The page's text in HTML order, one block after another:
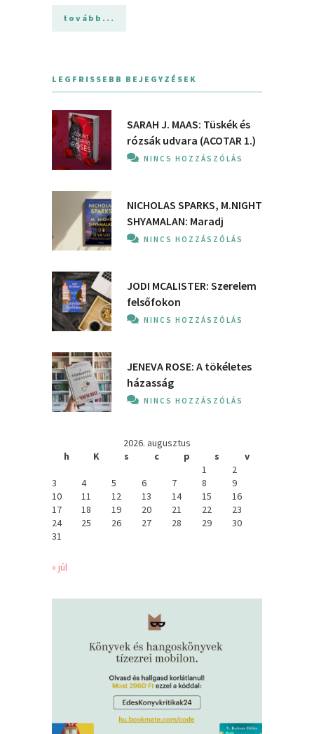
tovább...
LEGFRISSEBB BEJEGYZÉSEK
SARAH J. MAAS: Tüskék és
rózsák udvara (ACOTAR 1.)
NINCS HOZZÁSZÓLÁS
NICHOLAS SPARKS, M.NIGHT
SHYAMALAN: Maradj
NINCS HOZZÁSZÓLÁS
JODI MCALISTER: Szerelem
felsőfokon
NINCS HOZZÁSZÓLÁS
JENEVA ROSE: A ​tökéletes
házasság
NINCS HOZZÁSZÓLÁS
2026. augusztus
h
K s c p s
v
1
2
3
4 5 6 7 8
9
10
11 12 13 14 15
16
17
18 19 20 21 22
23
24
25 26 27 28 29
30
31
« júl